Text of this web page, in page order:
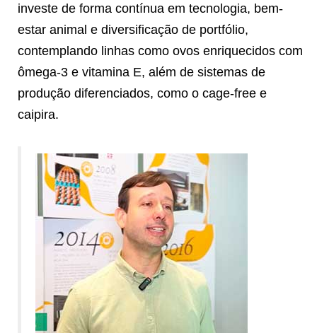
investe de forma contínua em tecnologia, bem-
estar animal e diversificação de portfólio,
contemplando linhas como ovos enriquecidos com
ômega-3 e vitamina E, além de sistemas de
produção diferenciados, como o cage-free e
caipira.